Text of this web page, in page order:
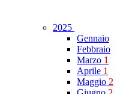
2025
Gennaio
Febbraio
Marzo 1
Aprile 1
Maggio 2